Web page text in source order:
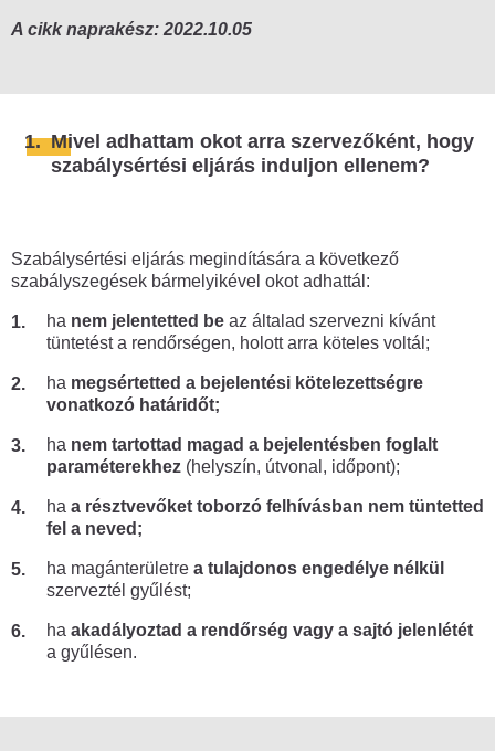
Tüntetést szerveztél és szabálysértési
eljárás indult ellened?
Mi történik, ha a gyűlést feloszlatják?
tüntetés után?
Tiltakozás másképp
Performansz, szimbolikus
Flashmob
Aláírásgyűjtés, kitelepülés, standolás
Hosszú tüntetés
Választási gyűlés
Sztrájk
A cikk naprakész: 2022.10.05
1. Mivel adhattam okot arra szervezőként, hogy
szabálysértési eljárás induljon ellenem?
Szabálysértési eljárás megindítására a következő
szabályszegések bármelyikével okot adhattál:
ha nem jelentetted be az általad szervezni kívánt
tüntetést a rendőrségen, holott arra köteles voltál;
ha megsértetted a bejelentési kötelezettségre
vonatkozó határidőt;
ha nem tartottad magad a bejelentésben foglalt
paraméterekhez (helyszín, útvonal, időpont);
ha a résztvevőket toborzó felhívásban nem tüntetted
fel a neved;
ha magánterületre a tulajdonos engedélye nélkül
szerveztél gyűlést;
ha akadályoztad a rendőrség vagy a sajtó jelenlétét
a gyűlésen.